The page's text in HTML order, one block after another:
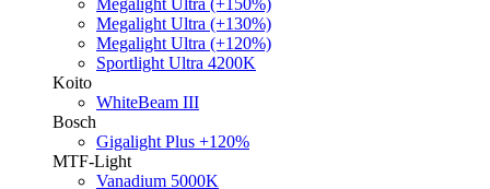
Megalight Ultra (+150%)
Megalight Ultra (+130%)
Megalight Ultra (+120%)
Sportlight Ultra 4200K
Koito
WhiteBeam III
Bosch
Gigalight Plus +120%
MTF-Light
Vanadium 5000K